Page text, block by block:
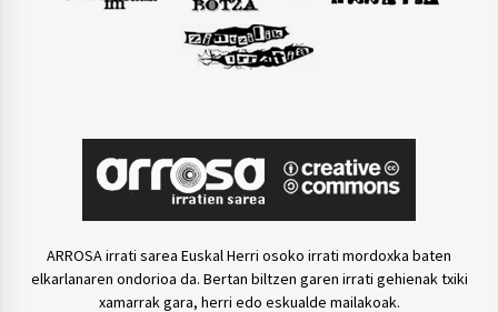
ARROSA irrati sarea Euskal Herri osoko irrati mordoxka baten
elkarlanaren ondorioa da. Bertan biltzen garen irrati gehienak txiki
xamarrak gara, herri edo eskualde mailakoak.